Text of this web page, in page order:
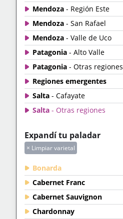
Mendoza - Región Este
Mendoza - San Rafael
Mendoza - Valle de Uco
Patagonia - Alto Valle
Patagonia - Otras regiones
Regiones emergentes
Salta - Cafayate
Salta - Otras regiones
Expandí tu paladar
× Limpiar varietal
Bonarda
Cabernet Franc
Cabernet Sauvignon
Chardonnay